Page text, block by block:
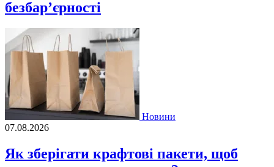
безбар’єрності
Новини
07.08.2026
Як зберігати крафтові пакети, щоб